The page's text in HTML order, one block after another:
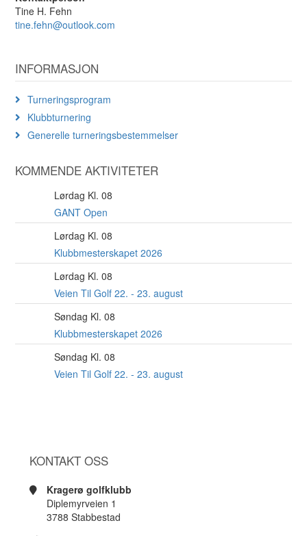
Tine H. Fehn
tine.fehn@outlook.com
INFORMASJON
Turneringsprogram
Klubbturnering
Generelle turneringsbestemmelser
KOMMENDE AKTIVITETER
Lørdag Kl. 08
GANT Open
Lørdag Kl. 08
Klubbmesterskapet 2026
Lørdag Kl. 08
Veien Til Golf 22. - 23. august
Søndag Kl. 08
Klubbmesterskapet 2026
Søndag Kl. 08
Veien Til Golf 22. - 23. august
KONTAKT OSS
Kragerø golfklubb
Diplemyrveien 1
3788 Stabbestad